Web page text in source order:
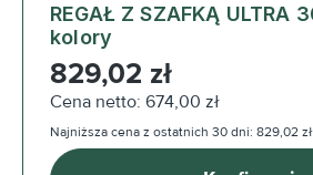
REGAŁ Z SZAFKĄ ULTRA 309 / różne
kolory
Cena regularna:
829,02 zł
Cena netto: 674,00 zł
Najniższa cena z ostatnich 30 dni: 829,02 zł